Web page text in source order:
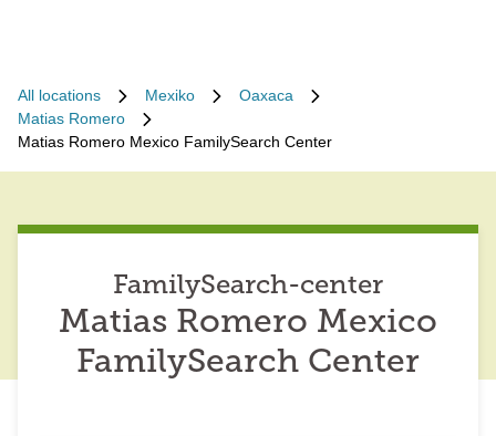
All locations Mexiko
Oaxaca
Matias Romero
Matias Romero Mexico FamilySearch Center
FamilySearch-center
Matias Romero Mexico
FamilySearch Center